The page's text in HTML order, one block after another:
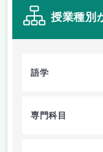
授業種別
語学
専門科目